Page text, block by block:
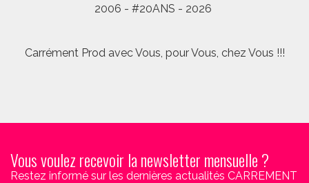
2006 - #20ANS - 2026
Carrément Prod avec Vous, pour Vous, chez Vous !!!
Vous voulez recevoir la newsletter mensuelle ?
Restez informé sur les dernières actualités CARREMENT